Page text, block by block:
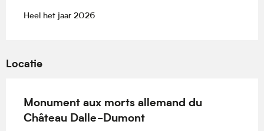
Heel het jaar 2026
Locatie
Monument aux morts allemand du
Château Dalle-Dumont